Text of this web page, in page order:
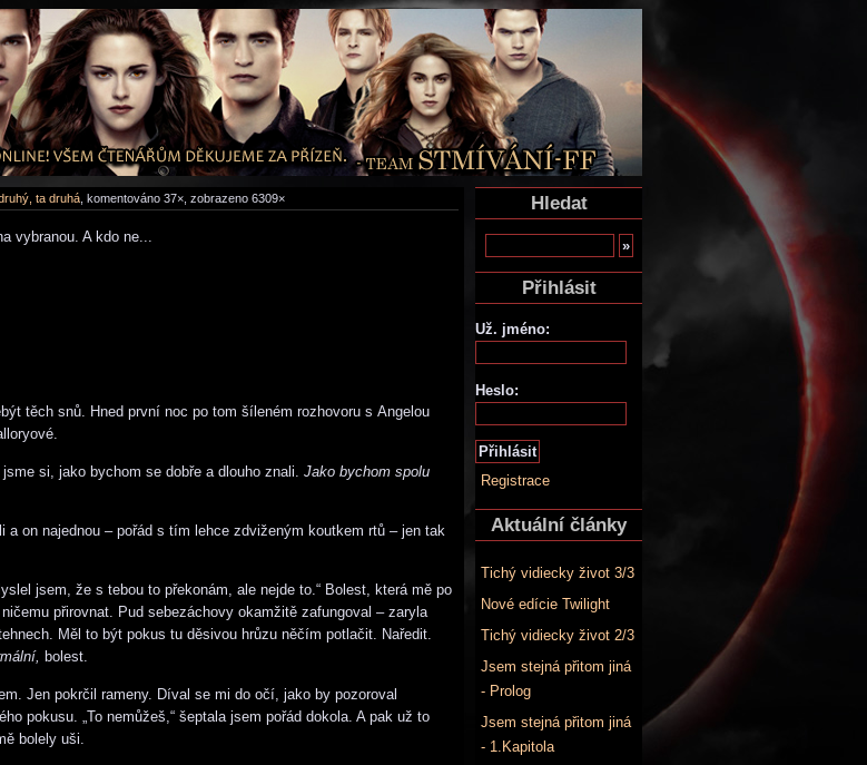
ta druhá , komentováno 37×, zobrazeno 6309×
vybranou. A kdo ne...
těch snů. Hned první noc po tom šíleném rozhovoru s Angelou
si, jako bychom se dobře a dlouho znali. Jako bychom spolu
a on najednou – pořád s tím lehce zdviženým koutkem rtů – jen tak
jsem, že s tebou to překonám, ale nejde to.“ Bolest, která mě po
přirovnat. Pud sebezáchovy okamžitě zafungoval – zaryla
Měl to být pokus tu děsivou hrůzu něčím potlačit. Naředit.
bolest.
Jen pokrčil rameny. Díval se mi do očí, jako by pozoroval
pokusu. „To nemůžeš,“ šeptala jsem pořád dokola. A pak už to
bolely uši.
Hledat
Přihlásit
Už. jméno:
Heslo:
Registrace
Aktuální články
Tichý vidiecky život 3/3
Nové edície Twilight
Tichý vidiecky život 2/3
Jsem stejná přitom jiná
- Prolog
Jsem stejná přitom jiná
- 1.Kapitola